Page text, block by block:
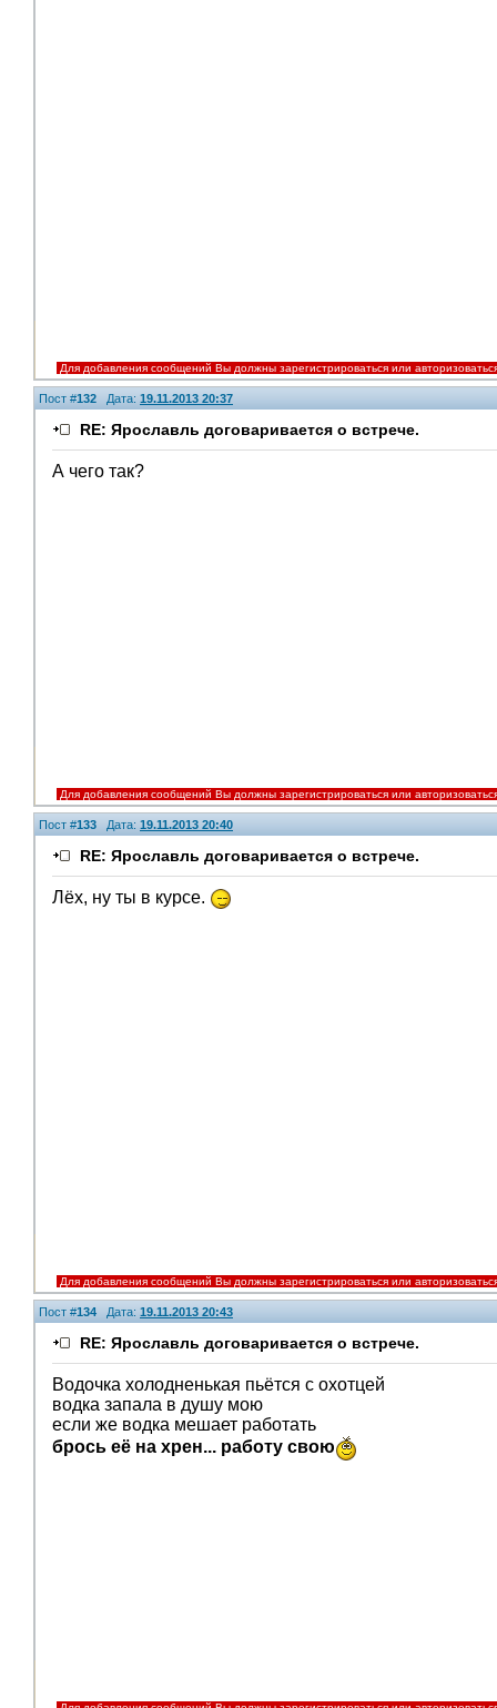
Для добавления сообщений Вы должны зарегистрироваться или
Пост #132 Дата: 19.11.2013 20:37
RE: Ярославль договаривается о встрече.
А чего так?
Для добавления сообщений Вы должны зарегистрироваться или
Пост #133 Дата: 19.11.2013 20:40
RE: Ярославль договаривается о встрече.
Лёх, ну ты в курсе.
Для добавления сообщений Вы должны зарегистрироваться или
Пост #134Дата: 19.11.2013 20:43
RE: Ярославль договаривается о встрече.
Водочка холодненькая пьётся с охотцей
водка запала в душу мою
если же водка мешает работать
брось её на хрен... работу свою